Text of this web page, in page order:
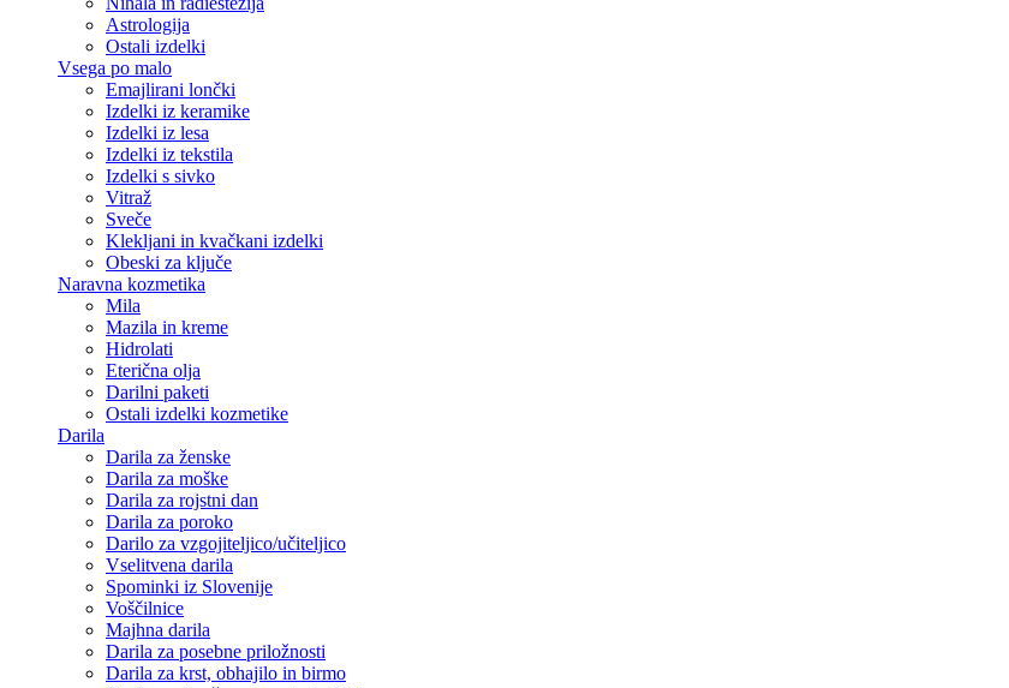
Astrologija
Ostali izdelki
Vsega po malo
Emajlirani lončki
Izdelki iz keramike
Izdelki iz lesa
Izdelki iz tekstila
Izdelki s sivko
Vitraž
Sveče
Klekljani in kvačkani izdelki
Obeski za ključe
Naravna kozmetika
Mila
Mazila in kreme
Hidrolati
Eterična olja
Darilni paketi
Ostali izdelki kozmetike
Darila
Darila za ženske
Darila za moške
Darila za rojstni dan
Darila za poroko
Darilo za vzgojiteljico/učiteljico
Vselitvena darila
Spominki iz Slovenije
Voščilnice
Majhna darila
Darila za posebne priložnosti
Darila za krst, obhajilo in birmo